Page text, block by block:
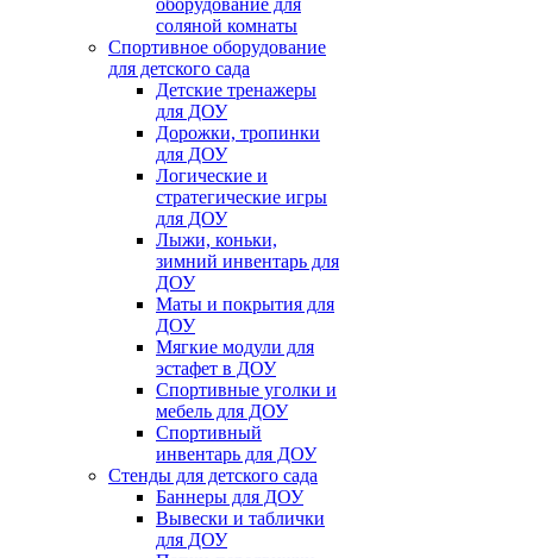
оборудование для
соляной комнаты
Спортивное оборудование
для детского сада
Детские тренажеры
для ДОУ
Дорожки, тропинки
для ДОУ
Логические и
стратегические игры
для ДОУ
Лыжи, коньки,
зимний инвентарь для
ДОУ
Маты и покрытия для
ДОУ
Мягкие модули для
эстафет в ДОУ
Спортивные уголки и
мебель для ДОУ
Спортивный
инвентарь для ДОУ
Стенды для детского сада
Баннеры для ДОУ
Вывески и таблички
для ДОУ